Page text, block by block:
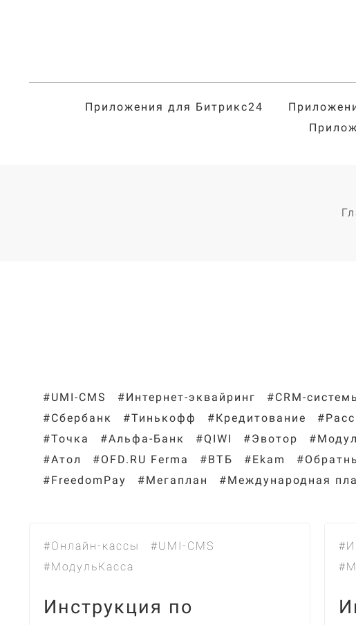
Приложения для Битрикс24
#UMI-CMS #Интернет-эквайринг #CRM-
#Сбербанк
#Тинькофф #Кредитование
#Точка
#Альфа-Банк #QIWI #Эвотор
#Атол
#OFD.RU Ferma #ВТБ #Ekam
#FreedomPay
#Мегаплан #Международная
#Онлайн-кассы
#UMI-CMS
#МодульКасса
Инструкция по